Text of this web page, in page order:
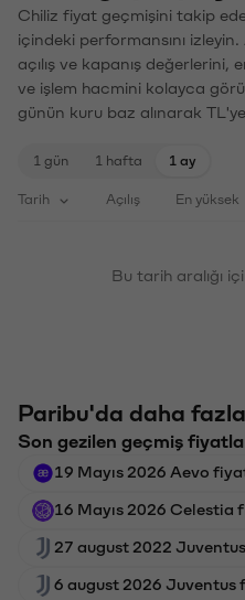
Chiliz fiyat geçmişini takip
içindeki performansını
açılış ve kapanış değerlerini,
ve işlem hacmini kolayca
günün kuru baz alınarak
1 gün 1 hafta 1 ay
Tarih Açılış En yüksek
Bu tarih aralığı
Paribu'da daha
Son gezilen geçmiş
19 Mayıs 2026 Aevo
16 Mayıs 2026 Celestia
27 august 2022
6 august 2026 Juventus